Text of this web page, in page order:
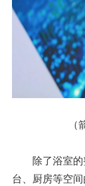
（
除了浴室
台、厨房等空